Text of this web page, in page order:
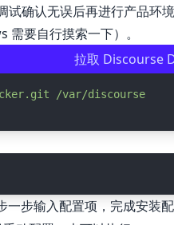
确认无误后再进行产品环
要自行摸索一下）。
拉取 Discourse
/var/discourse
步输入配置项，完成安装